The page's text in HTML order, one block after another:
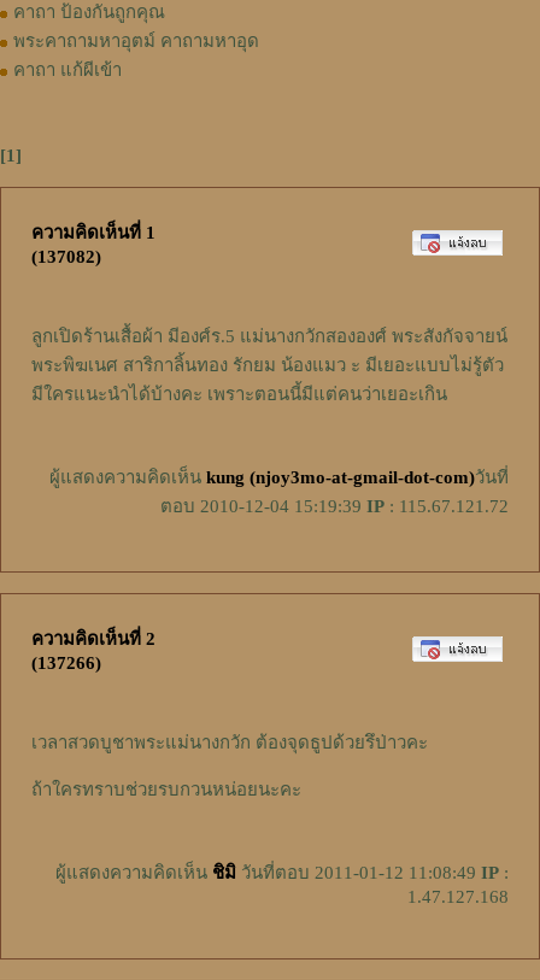
คาถา ป้องกันถูกคุณ
พระคาถามหาอุตม์ คาถามหาอุด
คาถา แก้ผีเข้า
[1]
ความคิดเห็นที่ 1
(137082)
ลูกเปิดร้านเสื้อผ้า มีองศ์ร.5 แม่นางกวักสององศ์ พระสังกัจจายน์
พระพิฆเนศ สาริกาลิ้นทอง รักยม น้องแมว ะ มีเยอะแบบไม่รู้ตัว
มีใครแนะนำได้บ้างคะ เพราะตอนนี้มีแต่คนว่าเยอะเกิน
ผู้แสดงความคิดเห็น kung (njoy3mo-at-gmail-dot-com)วันที่
ตอบ 2010-12-04 15:19:39 IP : 115.67.121.72
ความคิดเห็นที่ 2
(137266)
เวลาสวดบูชาพระแม่นางกวัก ต้องจุดธูปด้วยรึป่าวคะ
ถ้าใครทราบช่วยรบกวนหน่อยนะคะ
ผู้แสดงความคิดเห็น ชิมิ วันที่ตอบ 2011-01-12 11:08:49 IP :
1.47.127.168